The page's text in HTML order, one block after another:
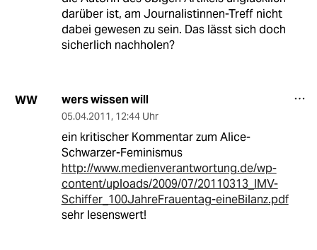
darüber ist, am Journalistinnen-Treff nicht
dabei gewesen zu sein. Das lässt sich doch
sicherlich nachholen?
WW wers wissen will
05.04.2011, 12:44 Uhr
ein kritischer Kommentar zum Alice-
Schwarzer-Feminismus
http://www.medienverantwortung.de/wp-
content/uploads/2009/07/20110313_IMV-
Schiffer_100JahreFrauentag-eineBilanz.pdf
sehr lesenswert!